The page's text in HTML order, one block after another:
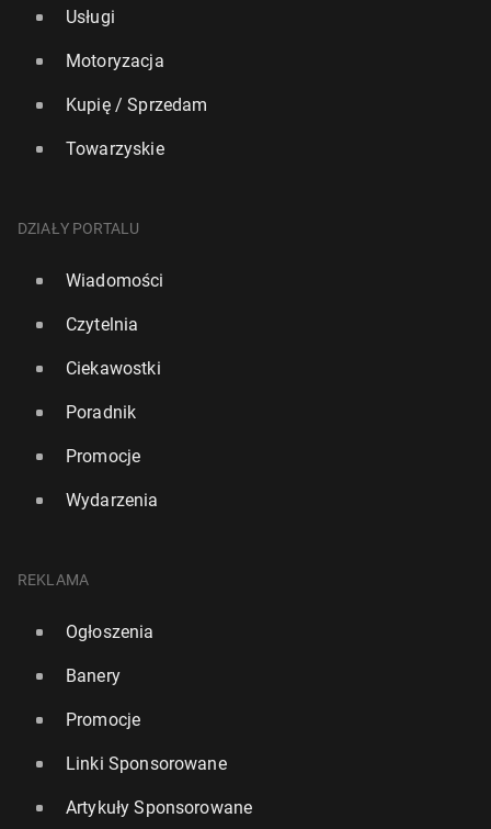
Usługi
Motoryzacja
Kupię / Sprzedam
Towarzyskie
DZIAŁY PORTALU
Wiadomości
Czytelnia
Ciekawostki
Poradnik
Promocje
Wydarzenia
REKLAMA
Ogłoszenia
Banery
Promocje
Linki Sponsorowane
Artykuły Sponsorowane